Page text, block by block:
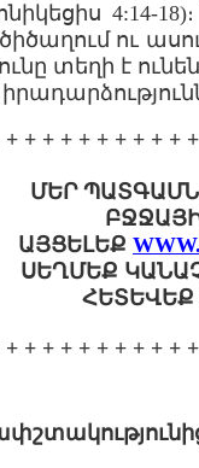
4:14-
ու
տեղի է
+ + + + + + + + + +
ՄԵՐ
ԱՅՑԵԼԵՔ
ՍԵՂՄԵՔ
ՀԵՏԵՎԵՔ
+ + + + + + + + + +